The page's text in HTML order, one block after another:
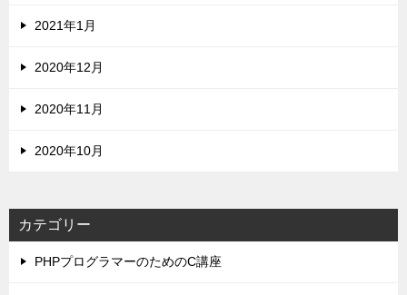
2021年1月
2020年12月
2020年11月
2020年10月
カテゴリー
PHPプログラマーのためのC講座